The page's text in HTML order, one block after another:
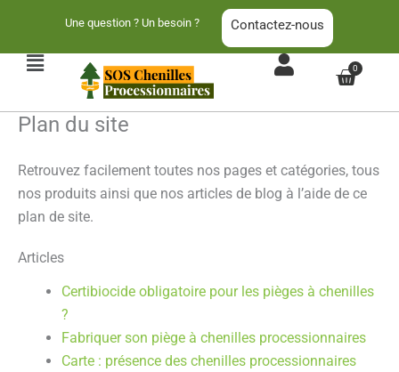
contenu
Une question ? Un besoin ? Contactez-nous
Main
Menu
0
Panier
Plan du site
Retrouvez facilement toutes nos pages et catégories, tous
nos produits ainsi que nos articles de blog à l’aide de ce
plan de site.
Articles
Certibiocide obligatoire pour les pièges à chenilles
?
Fabriquer son piège à chenilles processionnaires
Carte : présence des chenilles processionnaires